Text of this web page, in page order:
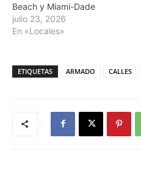
Beach y Miami-Dade
julio 23, 2026
En «Locales»
ETIQUETAS ARMADO CALLES